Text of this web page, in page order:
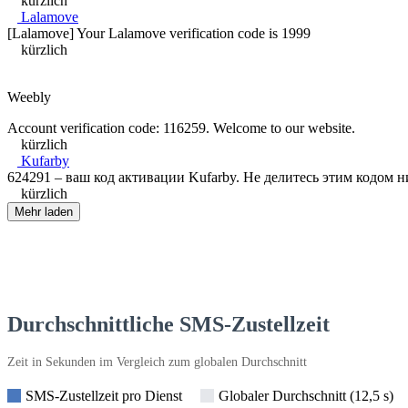
Lalamove
[Lalamove] Your Lalamove verification code is 1999
kürzlich
Weebly
Account verification code: 116259. Welcome to our website.
kürzlich
Kufarby
624291 – ваш код активации Kufarby. Не делитесь этим кодом
kürzlich
Mehr laden
Durchschnittliche SMS-Zustellzeit
Zeit in Sekunden im Vergleich zum globalen Durchschnitt
SMS-Zustellzeit pro Dienst Globaler Durchschnitt (12,5 s)